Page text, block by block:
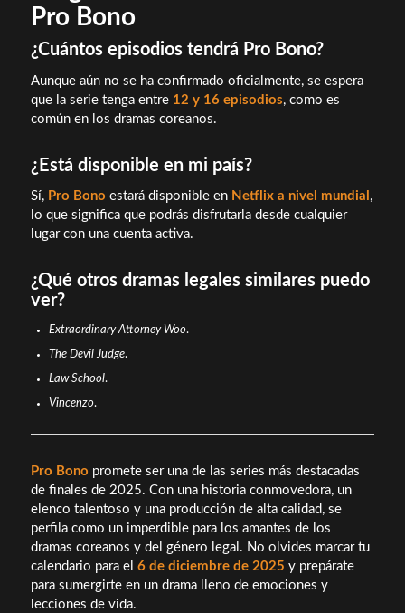
Pro Bono
¿Cuántos episodios tendrá Pro Bono?
Aunque aún no se ha confirmado oficialmente, se espera
que la serie tenga entre 12 y 16 episodios, como es
común en los dramas coreanos.
¿Está disponible en mi país?
Sí, Pro Bono estará disponible en Netflix a nivel mundial ,
lo que significa que podrás disfrutarla desde cualquier
lugar con una cuenta activa.
¿Qué otros dramas legales similares puedo
ver?
Extraordinary Attorney Woo.
The Devil Judge.
Law School.
Vincenzo.
Pro Bono promete ser una de las series más destacadas
de finales de 2025. Con una historia conmovedora, un
elenco talentoso y una producción de alta calidad, se
perfila como un imperdible para los amantes de los
dramas coreanos y del género legal. No olvides marcar tu
calendario para el 6 de diciembre de 2025 y prepárate
para sumergirte en un drama lleno de emociones y
lecciones de vida.